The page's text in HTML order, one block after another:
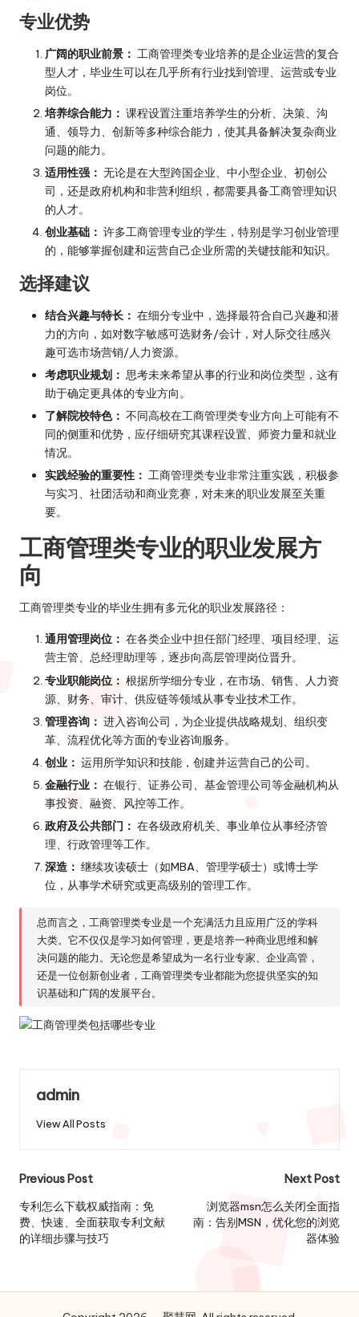
专业优势
广阔的职业前景： 工商管理类专业培养的是企业运营的复合
型人才，毕业生可以在几乎所有行业找到管理、运营或专业
岗位。
培养综合能力： 课程设置注重培养学生的分析、决策、沟
通、领导力、创新等多种综合能力，使其具备解决复杂商业
问题的能力。
适用性强： 无论是在大型跨国企业、中小型企业、初创公
司，还是政府机构和非营利组织，都需要具备工商管理知识
的人才。
创业基础： 许多工商管理专业的学生，特别是学习创业管理
的，能够掌握创建和运营自己企业所需的关键技能和知识。
选择建议
结合兴趣与特长： 在细分专业中，选择最符合自己兴趣和潜
力的方向，如对数字敏感可选财务/会计，对人际交往感兴
趣可选市场营销/人力资源。
考虑职业规划： 思考未来希望从事的行业和岗位类型，这有
助于确定更具体的专业方向。
了解院校特色： 不同高校在工商管理类专业方向上可能有不
同的侧重和优势，应仔细研究其课程设置、师资力量和就业
情况。
实践经验的重要性： 工商管理类专业非常注重实践，积极参
与实习、社团活动和商业竞赛，对未来的职业发展至关重
要。
工商管理类专业的职业发展方
向
工商管理类专业的毕业生拥有多元化的职业发展路径：
通用管理岗位： 在各类企业中担任部门经理、项目经理、运
营主管、总经理助理等，逐步向高层管理岗位晋升。
专业职能岗位： 根据所学细分专业，在市场、销售、人力资
源、财务、审计、供应链等领域从事专业技术工作。
管理咨询： 进入咨询公司，为企业提供战略规划、组织变
革、流程优化等方面的专业咨询服务。
创业： 运用所学知识和技能，创建并运营自己的公司。
金融行业： 在银行、证券公司、基金管理公司等金融机构从
事投资、融资、风控等工作。
政府及公共部门： 在各级政府机关、事业单位从事经济管
理、行政管理等工作。
深造： 继续攻读硕士（如MBA、管理学硕士）或博士学
位，从事学术研究或更高级别的管理工作。
总而言之，工商管理类专业是一个充满活力且应用广泛的学科
大类。它不仅仅是学习如何管理，更是培养一种商业思维和解
决问题的能力。无论您是希望成为一名行业专家、企业高管，
还是一位创新创业者，工商管理类专业都能为您提供坚实的知
识基础和广阔的发展平台。
admin
View All Posts
Post
navigation
Previous Post
专利怎么下载权威指南：免
费、快速、全面获取专利文献
的详细步骤与技巧
Next Post
浏览器msn怎么关闭全面指
南：告别MSN，优化您的浏览
器体验